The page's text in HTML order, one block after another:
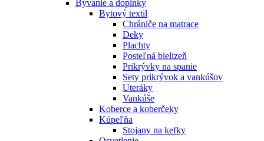
Bývanie a doplnky
Bytový textil
Chrániče na matrace
Deky
Plachty
Posteľná bielizeň
Prikrývky na spanie
Sety prikrývok a vankúšov
Uteráky
Vankúše
Koberce a koberčeky
Kúpeľňa
Stojany na kefky